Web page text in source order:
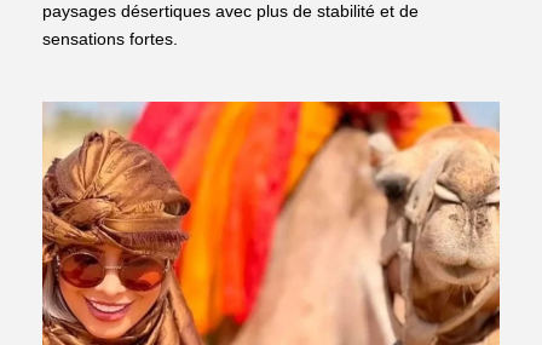
paysages désertiques avec plus de stabilité et de
sensations fortes.